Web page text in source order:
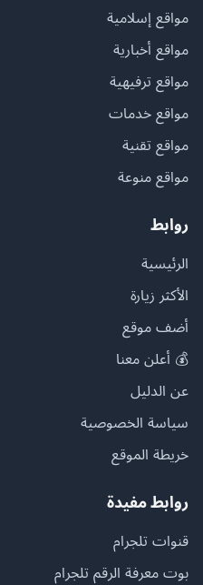
مواقع إسلامية
مواقع أخبارية
مواقع ترفيهية
مواقع خدمات
مواقع تقنية
مواقع منوعة
روابط
الرئيسية
الأكثر زيارة
أضف موقع
💰 أعلن معنا
عن الدليل
سياسة الخصوصية
خريطة الموقع
روابط مفيدة
قنوات تلجرام
بوت معرفة الرقم تلجرام